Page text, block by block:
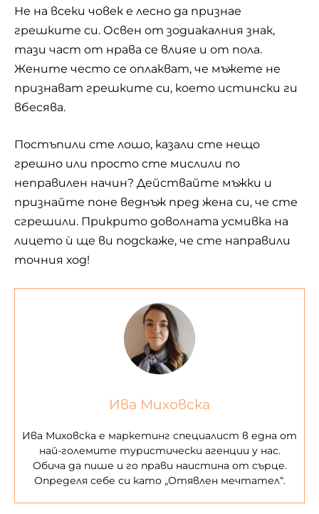
Не на всеки човек е лесно да признае
грешките си. Освен от зодиакалния знак,
тази част от нрава се влияе и от пола.
Жените често се оплакват, че мъжете не
признават грешките си, което истински ги
вбесява.
Постъпили сте лошо, казали сте нещо
грешно или просто сте мислили по
неправилен начин? Действайте мъжки и
признайте поне веднъж пред жена си, че сте
сгрешили. Прикрито доволната усмивка на
лицето ѝ ще ви подскаже, че сте направили
точния ход!
Ива Миховска
Ива Миховска е маркетинг специалист в една от
най-големите туристически агенции у нас.
Обича да пише и го прави наистина от сърце.
Определя себе си като „Отявлен мечтател“.